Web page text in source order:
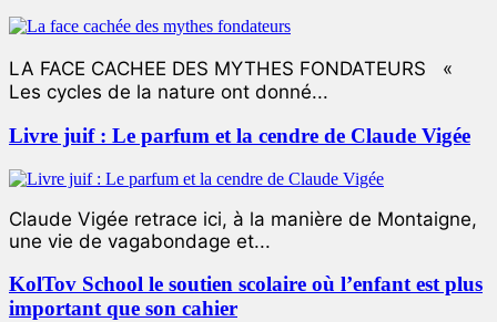
LA FACE CACHEE DES MYTHES FONDATEURS «
Les cycles de la nature ont donné...
Livre juif : Le parfum et la cendre de Claude Vigée
Claude Vigée retrace ici, à la manière de Montaigne,
une vie de vagabondage et...
KolTov School le soutien scolaire où l’enfant est plus
important que son cahier